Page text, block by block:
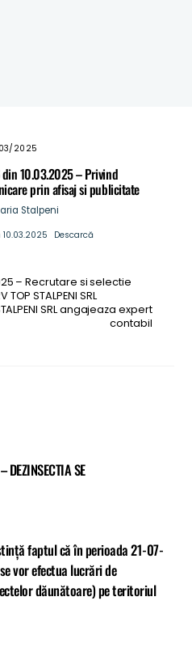
2025
10.03.2025 – Privind
prin afisaj si publicitate
Stalpeni
Descarcă
– Recrutare si selectie
STALPENI SRL
SRL angajeaza expert
contabil
SE
faptul că în perioada 21-07-
vor efectua lucrări de
dăunătoare) pe teritoriul